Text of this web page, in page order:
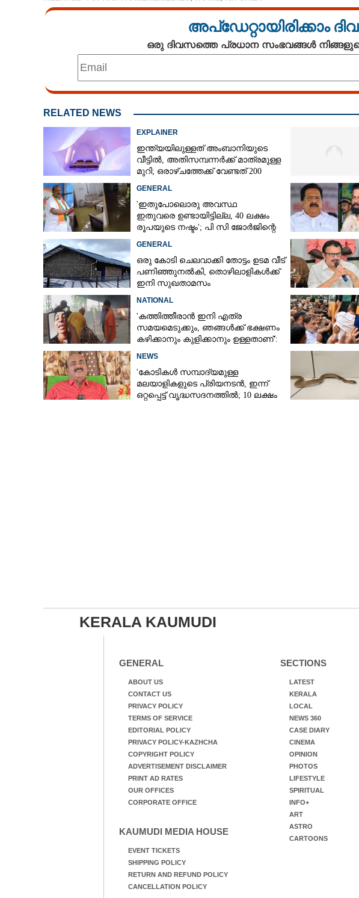
അപ്ഡേറ്റായിരിക്കാം
ഒരു ദിവസത്തെ പ്രധാന സംഭവങ്ങൾ
RELATED NEWS
EXPLAINER
ഇന്ത്യയിലുള്ളത് അംബാനിയുടെ
വീട്ടിൽ, അതിസമ്പന്നർക്ക് മാത്രമുള്ള
മുറി; ഒരാഴ്‌ചത്തേക്ക് വേണ്ടത് 200
GENERAL
'ഇതുപോലൊരു അവസ്ഥ
ഇതുവരെ ഉണ്ടായിട്ടില്ല, 40 ലക്ഷം
രൂപയുടെ നഷ്ടം'; പി സി ജോർജിന്റെ
GENERAL
ഒരു കോടി ചെലവാക്കി തോട്ടം ഉടമ വീട്‌
പണിഞ്ഞുനൽകി, തൊഴിലാളികൾക്ക്
ഇനി സുഖതാമസം
NATIONAL
'കത്തിത്തീരാൻ ഇനി എത്ര
സമയമെടുക്കും, ഞങ്ങൾക്ക് ഭക്ഷണം
കഴിക്കാനും കുളിക്കാനും ഉള്ളതാണ്':
NEWS
'കോടികൾ സമ്പാദ്യമുള്ള
മലയാളികളുടെ പ്രിയനടൻ, ഇന്ന്
ഒറ്റപ്പെട്ട് വൃദ്ധസദനത്തിൽ; 10 ലക്ഷം
KERALA KAUMUDI
GENERAL
ABOUT US
CONTACT US
PRIVACY POLICY
TERMS OF SERVICE
EDITORIAL POLICY
PRIVACY POLICY-KAZHCHA
COPYRIGHT POLICY
ADVERTISEMENT DISCLAIMER
PRINT AD RATES
OUR OFFICES
CORPORATE OFFICE
KAUMUDI MEDIA HOUSE
EVENT TICKETS
SHIPPING POLICY
RETURN AND REFUND POLICY
CANCELLATION POLICY
SECTIONS
LATEST
KERALA
LOCAL
NEWS 360
CASE DIARY
CINEMA
OPINION
PHOTOS
LIFESTYLE
SPIRITUAL
INFO+
ART
ASTRO
CARTOONS